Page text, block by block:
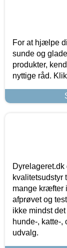
For at hjælpe
sunde og
produkter,
nyttige råd.
kvalitetsudstyr
mange kræfter
afprøvet og
ikke mindst
hunde-, katte-,
udvalg.